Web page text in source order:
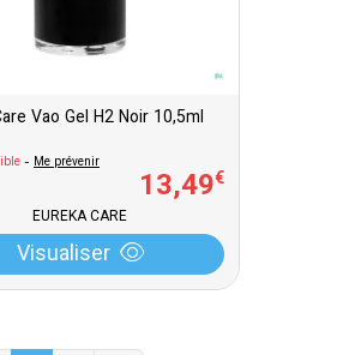
Vao Gel H2 Noir 10,5ml
- Me prévenir
13,49€
EUREKA CARE
Visualiser